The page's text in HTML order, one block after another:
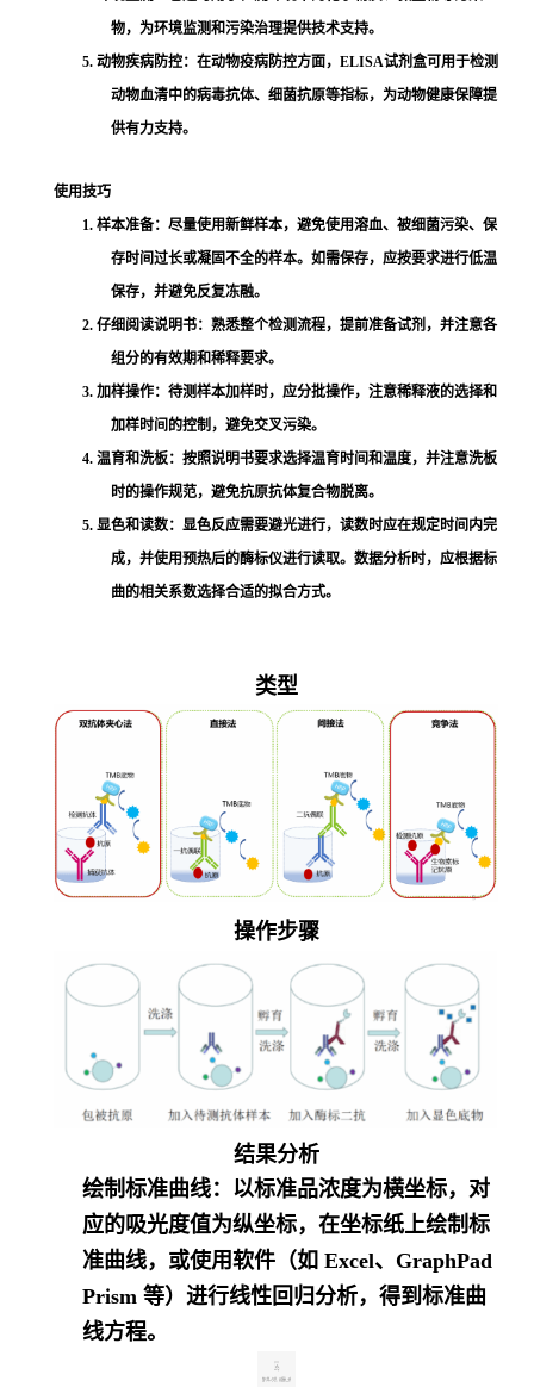
物，为环境监测和污染治理提供技术支持。
5. 动物疾病防控：在动物疫病防控方面，ELISA试剂盒可用于检测
动物血清中的病毒抗体、细菌抗原等指标，为动物健康保障提
供有力支持。
使用技巧
1. 样本准备：尽量使用新鲜样本，避免使用溶血、被细菌污染、保
存时间过长或凝固不全的样本。如需保存，应按要求进行低温
保存，并避免反复冻融。
2. 仔细阅读说明书：熟悉整个检测流程，提前准备试剂，并注意各
组分的有效期和稀释要求。
3. 加样操作：待测样本加样时，应分批操作，注意稀释液的选择和
加样时间的控制，避免交叉污染。
4. 温育和洗板：按照说明书要求选择温育时间和温度，并注意洗板
时的操作规范，避免抗原抗体复合物脱离。
5. 显色和读数：显色反应需要避光进行，读数时应在规定时间内完
成，并使用预热后的酶标仪进行读取。数据分析时，应根据标
曲的相关系数选择合适的拟合方式。
类型
操作步骤
结果分析
绘制标准曲线：以标准品浓度为横坐标，对
应的吸光度值为纵坐标，在坐标纸上绘制标
准曲线，或使用软件（如 Excel、GraphPad
Prism 等）进行线性回归分析，得到标准曲
线方程。